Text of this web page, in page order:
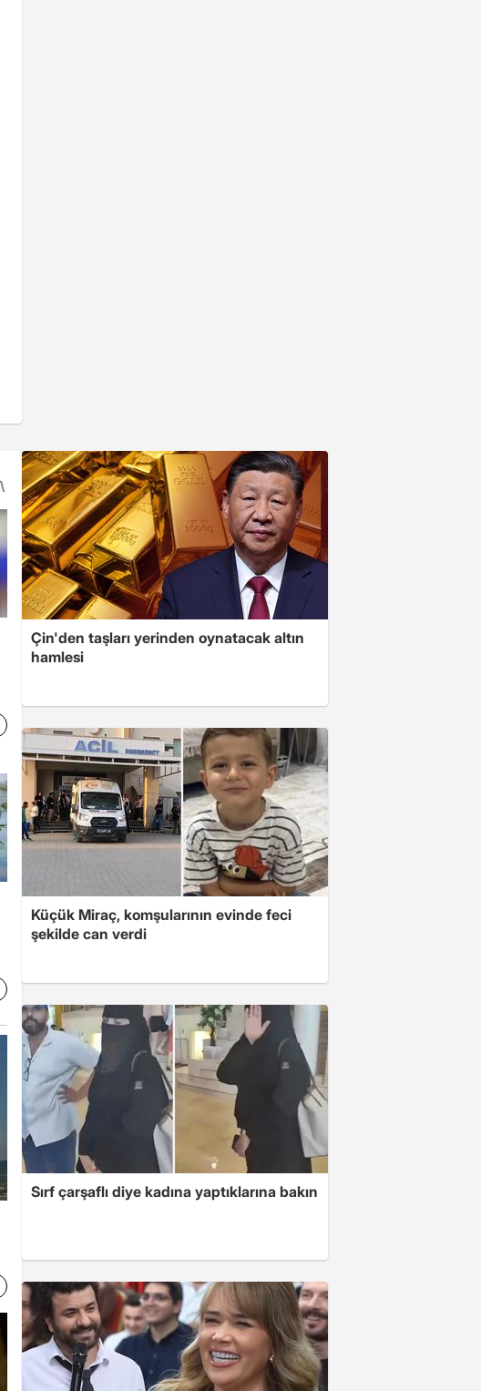
Çin'den taşları yerinden oynatacak altın
hamlesi
Küçük Miraç, komşularının evinde feci
şekilde can verdi
Sırf çarşaflı diye kadına yaptıklarına bakın